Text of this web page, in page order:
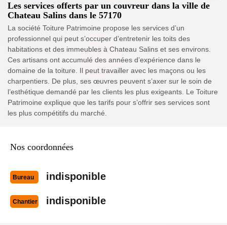
Les services offerts par un couvreur dans la ville de
Chateau Salins dans le 57170
La société Toiture Patrimoine propose les services d’un
professionnel qui peut s’occuper d’entretenir les toits des
habitations et des immeubles à Chateau Salins et ses environs.
Ces artisans ont accumulé des années d’expérience dans le
domaine de la toiture. Il peut travailler avec les maçons ou les
charpentiers. De plus, ses œuvres peuvent s’axer sur le soin de
l’esthétique demandé par les clients les plus exigeants. Le Toiture
Patrimoine explique que les tarifs pour s’offrir ses services sont
les plus compétitifs du marché.
Nos coordonnées
Bureau indisponible
Chantier indisponible